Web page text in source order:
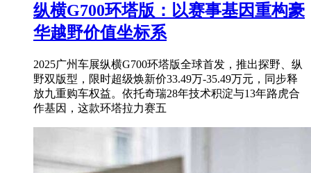
纵横G700环塔版：以赛事基因重构豪
华越野价值坐标系
2025广州车展纵横G700环塔版全球首发，推出探野、纵
野双版型，限时超级焕新价33.49万-35.49万元，同步释
放九重购车权益。依托奇瑞28年技术积淀与13年路虎合
作基因，这款环塔拉力赛五